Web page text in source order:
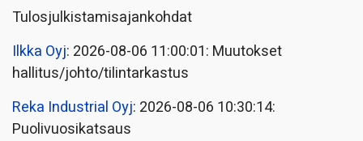
Tulosjulkistamisajankohdat
Ilkka Oyj: 2026-08-06 11:00:01: Muutokset
hallitus/johto/tilintarkastus
Reka Industrial Oyj: 2026-08-06 10:30:14:
Puolivuosikatsaus